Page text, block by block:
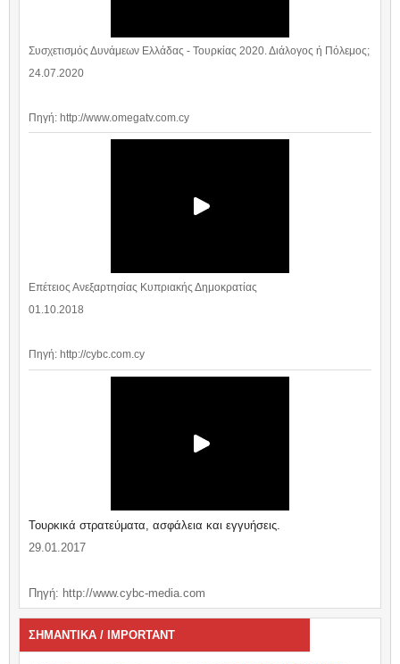
Συσχετισμός Δυνάμεων Ελλάδας - Τουρκίας 2020. Διάλογος ή Πόλεμος;
24.07.2020
Πηγή: http://www.omegatv.com.cy
Επέτειος Ανεξαρτησίας Κυπριακής Δημοκρατίας
01.10.2018
Πηγή: http://cybc.com.cy
Τουρκικά στρατεύματα, ασφάλεια και εγγυήσεις.
29.01.2017
Πηγή: http://www.cybc-media.com
ΣΗΜΑΝΤΙΚΑ / IMPORTANT